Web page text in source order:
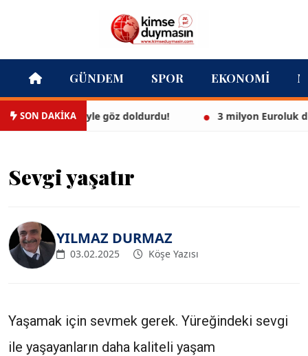
GÜNDEM SPOR EKONOMI
SON DAKİKA
bikinisiyle göz doldurdu! 3 milyon Euroluk
Sevgi yaşatır
YILMAZ DURMAZ
03.02.2025 Köşe Yazısı
Yaşamak için sevmek gerek. Yüreğindeki sevgi
ile yaşayanların daha kaliteli yaşam